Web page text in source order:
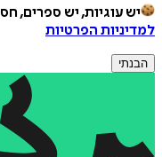
יש עוגיות, יש ספרים,
למדיניות הפרטיות
הבנתי